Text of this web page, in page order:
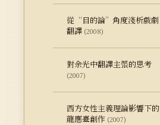
從“目的論”角度淺析戲劇
翻譯 (2008)
對余光中翻譯主張的思考
(2007)
西方女性主義理論影響下的
龍應臺創作 (2007)